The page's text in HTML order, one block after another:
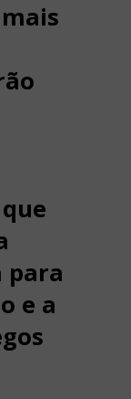
para
e a